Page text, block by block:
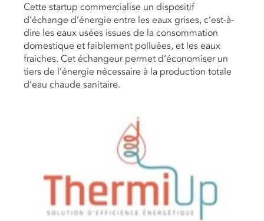
Cette startup commercialise un dispositif
d’échange d’énergie entre les eaux grises, c’est-à-
dire les eaux usées issues de la consommation
domestique et faiblement polluées, et les eaux
fraiches. Cet échangeur permet d’économiser un
tiers de l’énergie nécessaire à la production totale
d’eau chaude sanitaire.